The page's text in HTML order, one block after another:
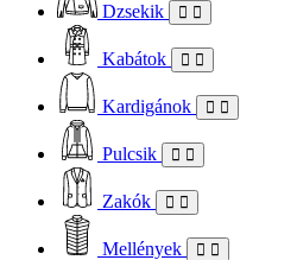
Dzsekik
Kabátok
Kardigánok
Pulcsik
Zakók
Mellények